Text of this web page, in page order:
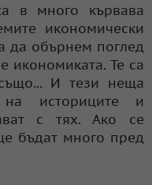
в много кървава
икономически
да обърнем поглед
икономиката. Те са
И тези неща
историците и
с тях. Ако се
бъдат много пред